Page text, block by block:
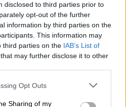
disclosed to third parties prior to
opt-out of the further
information by third parties on the
This information may
third parties on the IAB’s List of
that may further disclose it to other
app uses one or more Google
behaviour. You may click to
Opt Outs
Sharing of my
επέλεξε για την
μπλε κοστούμι.
επέλεξαν επίσης η
Schafer με μια
Prive.
στις προτιμήσεις της,
της μια sequin